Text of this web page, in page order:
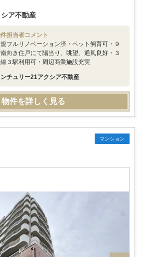
ア不動産
担当者コメント
フルリノベーション済・ペット飼育可・９
向き住戸にて陽当り、眺望、通風良好・３
３駅利用可・周辺商業施設充実
チュリー21アクシア不動産
物件を詳しく見る
マンション